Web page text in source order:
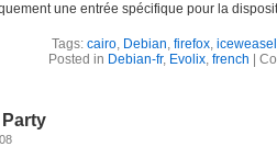
une entrée spécifique pour la
Tags: cairo, Debian, firefox, iceweasel
Posted in Debian-fr, Evolix, french